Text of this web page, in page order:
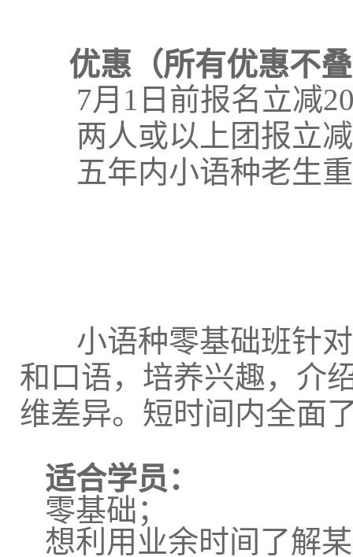
优惠（所有优惠不
7月1日前报名立减
两人或以上团报立
五年内小语种老生
小语种零基础班针
和口语，培养兴趣，介
维差异。短时间内全面
适合学员：
零基础；
想利用业余时间了解